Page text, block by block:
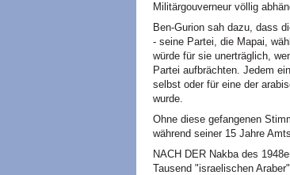
Militärgouverneur völlig
Ben-Gurion sah dazu, dass
- seine Partei, die Mapai,
würde für sie unerträglich,
Partei aufbrächten. Jedem
selbst oder für eine der
wurde.
Ohne diese gefangenen
während seiner 15 Jahre
NACH DER Nakba des
Tausend "israelischen